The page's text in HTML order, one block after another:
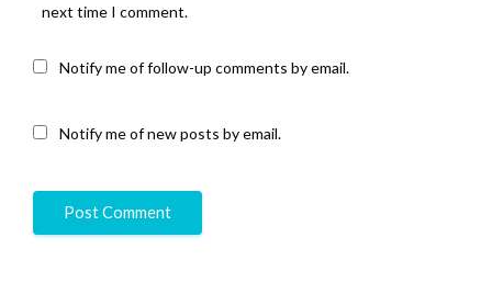
next time I comment.
Notify me of follow-up comments by email.
Notify me of new posts by email.